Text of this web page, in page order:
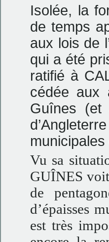
Isolée, la
de temps
aux lois de
qui a été
ratifié à
cédée aux
Guînes (et
Vu sa
GUÎNES
de
d’épaisses
est très